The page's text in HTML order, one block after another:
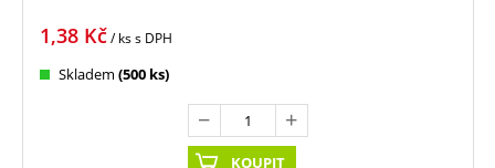
1,38 Kč/ kss DPH
Skladem (500 ks)
KOUPIT